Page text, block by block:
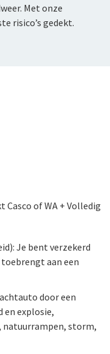
voor
Met onze
risico’s gedekt.
Casco of WA + Volledig
Je bent verzekerd
aan een
door een
en explosie,
natuurrampen, storm,